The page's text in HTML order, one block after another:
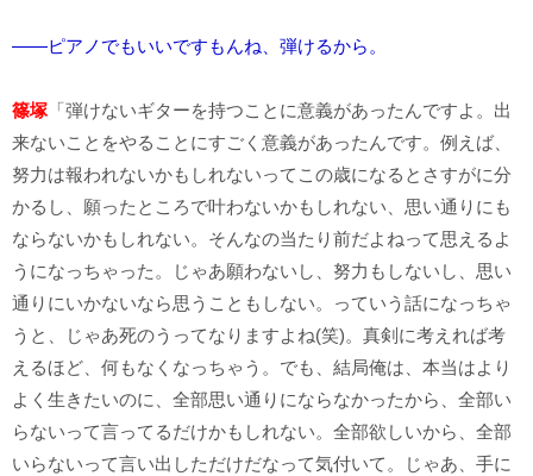
――ピアノでもいいですもんね、弾けるから。
篠塚 「弾けないギターを持つことに意義があったんですよ。出
来ないことをやることにすごく意義があったんです。例えば、
努力は報われないかもしれないってこの歳になるとさすがに分
かるし、願ったところで叶わないかもしれない、思い通りにも
ならないかもしれない。そんなの当たり前だよねって思えるよ
うになっちゃった。じゃあ願わないし、努力もしないし、思い
通りにいかないなら思うこともしない。っていう話になっちゃ
うと、じゃあ死のうってなりますよね(笑)。真剣に考えれば考
えるほど、何もなくなっちゃう。でも、結局俺は、本当はより
よく生きたいのに、全部思い通りにならなかったから、全部い
らないって言ってるだけかもしれない。全部欲しいから、全部
いらないって言い出しただけだなって気付いて。じゃあ、手に